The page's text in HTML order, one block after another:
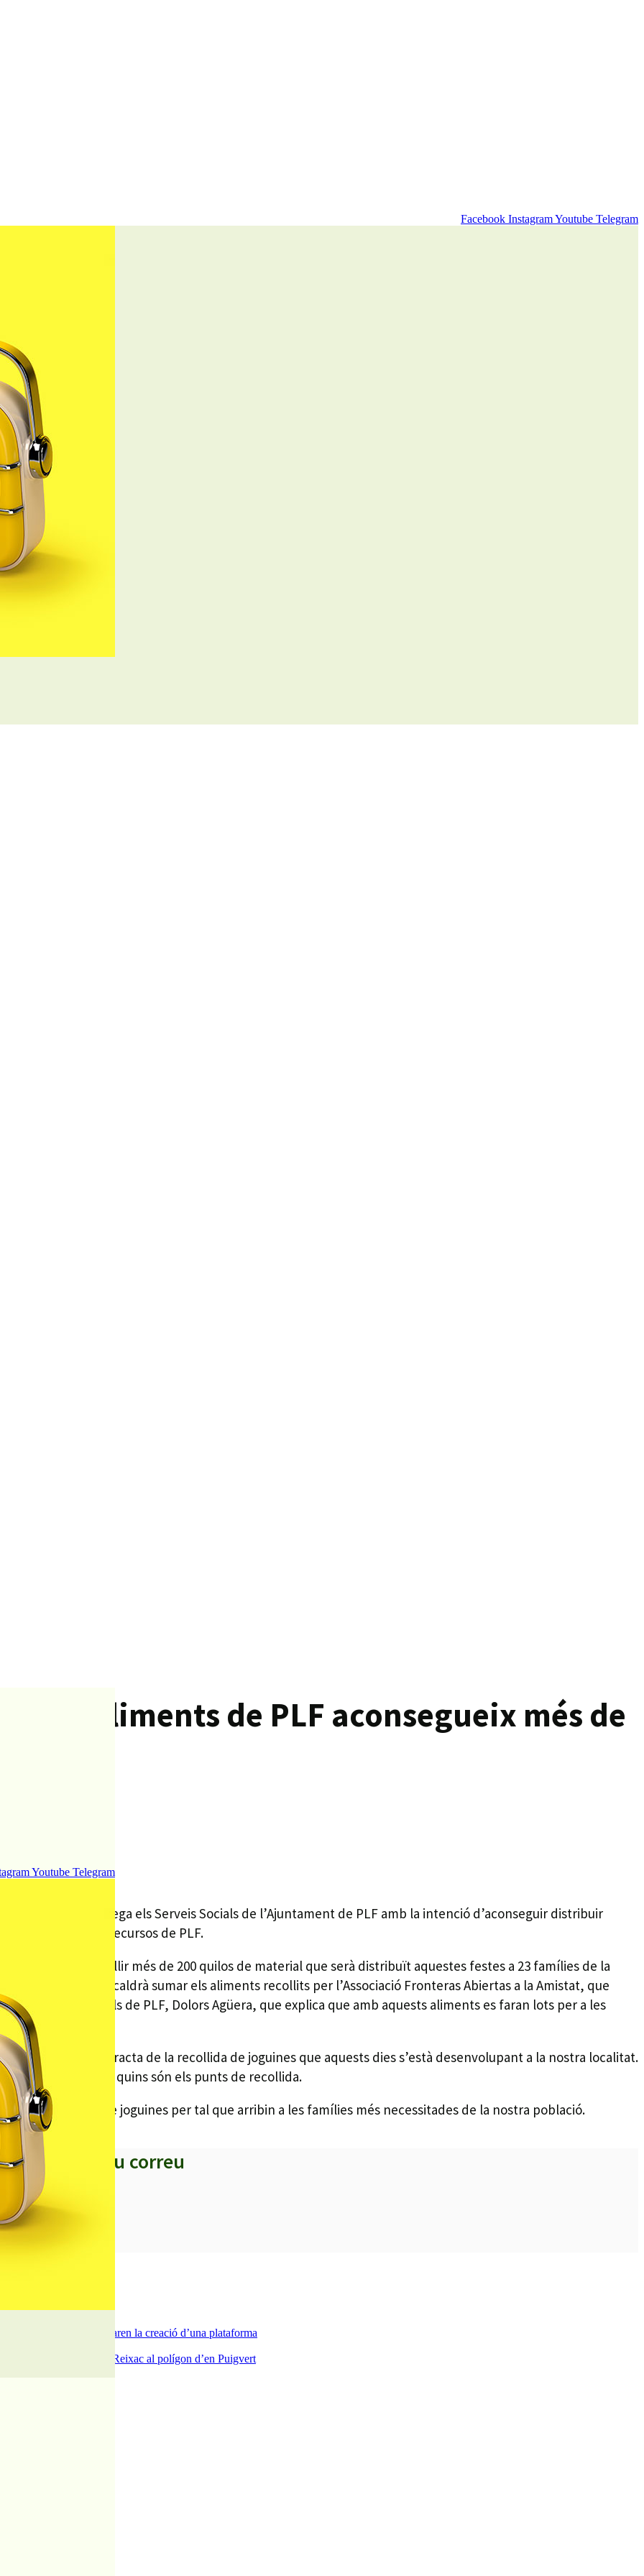
Facebook InstagramYoutube Telegram
Youtube Telegram
d’aliments de PLF aconsegueix més de
que cada any engega els Serveis Socials de l’Ajuntament de PLF amb la intenció d’aconseguir distribuir
amb menys recursos de PLF.
ha aconseguit recollir més de 200 quilos de material que serà distribuït aquestes festes a 23 famílies de la
aquesta quantitat caldrà sumar els aliments recollits per l’Associació Fronteras Abiertas a la Amistat, que
de Serveis Socials de PLF, Dolors Agüera, que explica que amb aquests aliments es faran lots per a les
nostre poble. Es tracta de la recollida de joguines que aquests dies s’està desenvolupant a la nostra localitat.
Agüera explica quins són els punts de recollida.
d’aliments com de joguines per tal que arribin a les famílies més necessitades de la nostra població.
titulars al teu correu
carrer Passada i preparen la creació d’una plataforma
del pont de la riera de Reixac al polígon d’en Puigvert
Baltasar
dies de festa i tradició